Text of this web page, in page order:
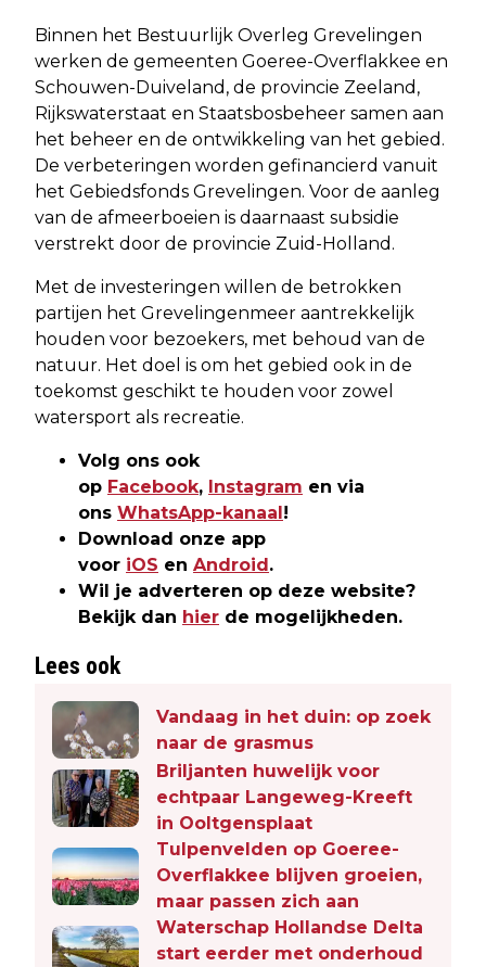
Binnen het Bestuurlijk Overleg Grevelingen
werken de gemeenten Goeree-Overflakkee en
Schouwen-Duiveland, de provincie Zeeland,
Rijkswaterstaat en Staatsbosbeheer samen aan
het beheer en de ontwikkeling van het gebied.
De verbeteringen worden gefinancierd vanuit
het Gebiedsfonds Grevelingen. Voor de aanleg
van de afmeerboeien is daarnaast subsidie
verstrekt door de provincie Zuid-Holland.
Met de investeringen willen de betrokken
partijen het Grevelingenmeer aantrekkelijk
houden voor bezoekers, met behoud van de
natuur. Het doel is om het gebied ook in de
toekomst geschikt te houden voor zowel
watersport als recreatie.
Volg ons ook
op Facebook, Instagram en via
ons WhatsApp-kanaal!
Download onze app
voor iOS en Android.
Wil je adverteren op deze website?
Bekijk dan hier de mogelijkheden.
Lees ook
Vandaag in het duin: op zoek
naar de grasmus
Briljanten huwelijk voor
echtpaar Langeweg-Kreeft
in Ooltgensplaat
Tulpenvelden op Goeree-
Overflakkee blijven groeien,
maar passen zich aan
Waterschap Hollandse Delta
start eerder met onderhoud